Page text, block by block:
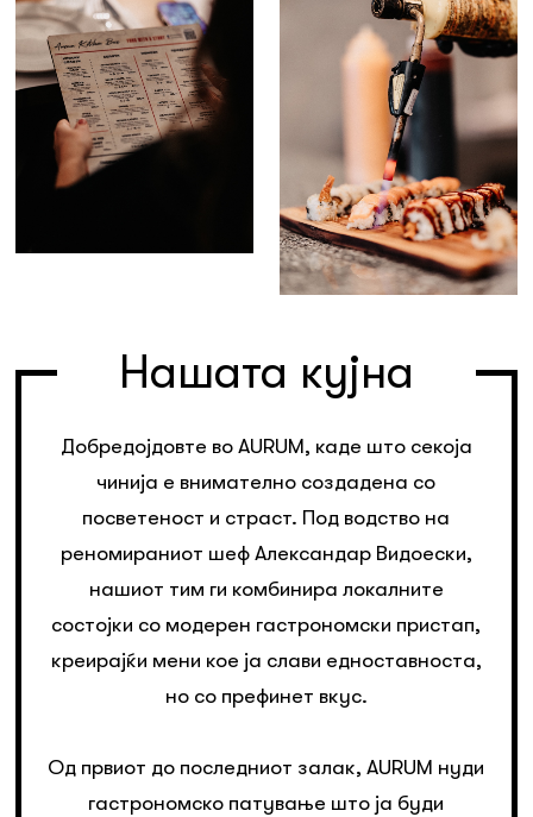
Нашата кујна
Добредојдовте во AURUM, каде што секоја
чинија е внимателно создадена со
посветеност и страст. Под водство на
реномираниот шеф Александар Видоески,
нашиот тим ги комбинира локалните
состојки со модерен гастрономски пристап,
креирајќи мени кое ја слави едноставноста,
но со префинет вкус.
Од првиот до последниот залак, AURUM нуди
гастрономско патување што ја буди